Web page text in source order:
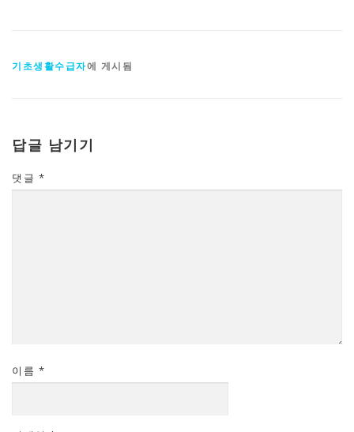
기초생활수급자에 게시됨
답글 남기기
댓글 *
이름 *